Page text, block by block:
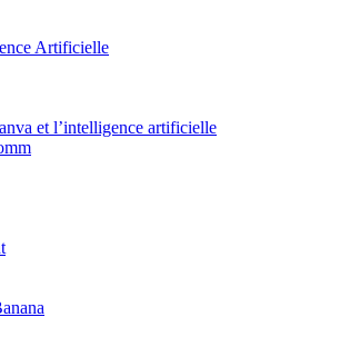
Artificielle
et l’intelligence artificielle